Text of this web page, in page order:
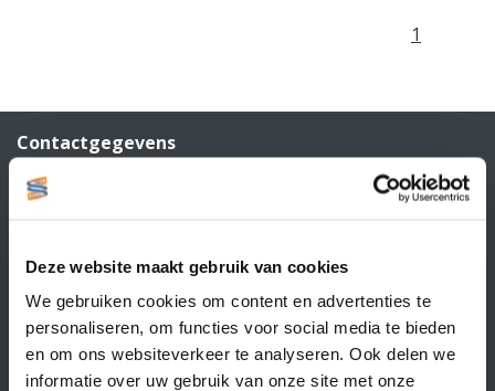
Deze website maakt gebruik van cookies
We gebruiken cookies om content en advertenties te
personaliseren, om functies voor social media te bieden
en om ons websiteverkeer te analyseren. Ook delen we
informatie over uw gebruik van onze site met onze
1
Contactgegevens
Supply Service B.V.
Nijverheidsstraat 25-K
+31 33 468 13 42
KvK nummer: 66384737
BTW nummer: NL856526605B01
Klantenservice